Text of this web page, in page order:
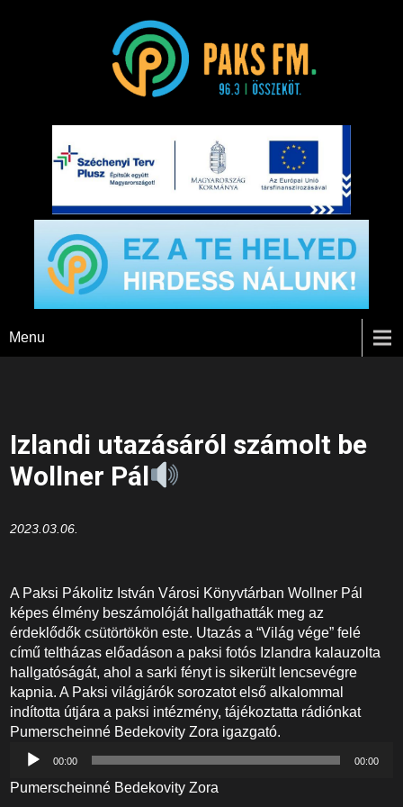
Paks FM
Menu
Izlandi utazásáról számolt be
Wollner Pál
2023.03.06.
A Paksi Pákolitz István Városi Könyvtárban Wollner Pál
képes élmény beszámolóját hallgathatták meg az
érdeklődők csütörtökön este. Utazás a “Világ vége” felé
című teltházas előadáson a paksi fotós Izlandra kalauzolta
hallgatóságát, ahol a sarki fényt is sikerült lencsevégre
kapnia. A Paksi világjárók sorozatot első alkalommal
indította útjára a paksi intézmény, tájékoztatta rádiónkat
Pumerscheinné Bedekovity Zora igazgató.
Audió
lejátszó
00:00 00:00
Pumerscheinné Bedekovity Zora